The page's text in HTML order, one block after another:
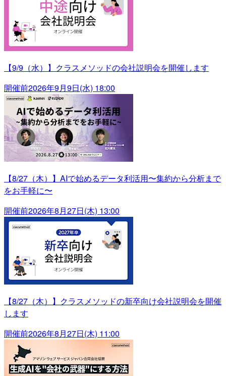
【9/9（水）】クラスメソッドの会社説明会を開催します
開催前2026年9月9日(水) 18:00
【8/27（木）】AIで始めるデータ利活用〜集約から分析まで
をお手軽に〜
開催前2026年8月27日(木) 13:00
【8/27（木）】クラスメソッドの新卒向け会社説明会を開催
します
開催前2026年8月27日(木) 11:00